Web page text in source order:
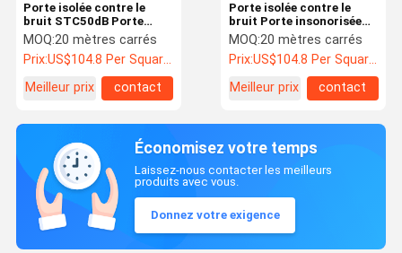
Porte isolée contre le
bruit STC50dB Porte
acoustique 1 heure Porte
pour salle de réunion à
domicile
MOQ:20 mètres carrés
Prix:US$104.8 Per Square Meter
Meilleur prix
contact
Porte isolée contre le
bruit Porte insonorisée
pour studio STC 50dB
Porte acoustique pour
maison Théâtre Cinéma
Chambre principale
Chambres d'hôtel
MOQ:20 mètres carrés
Prix:US$104.8 Per Square Meter
Meilleur prix
contact
Économisez votre temps
Laissez-nous contacter les meilleurs
produits avec vous.
Donnez votre exigence